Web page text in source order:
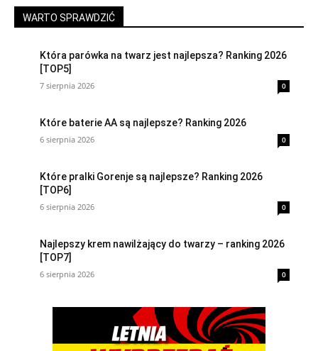
WARTO SPRAWDZIĆ
Która parówka na twarz jest najlepsza? Ranking 2026
[TOP5]
7 sierpnia 2026 0
Które baterie AA są najlepsze? Ranking 2026
6 sierpnia 2026 0
Które pralki Gorenje są najlepsze? Ranking 2026
[TOP6]
6 sierpnia 2026 0
Najlepszy krem nawilżający do twarzy – ranking 2026
[TOP7]
6 sierpnia 2026 0